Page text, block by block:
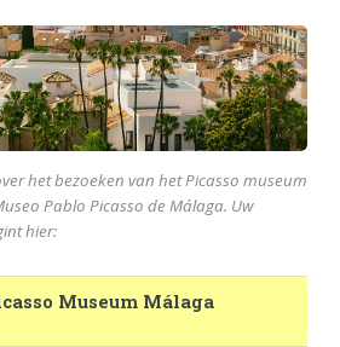
het bezoeken van het Picasso museum
Pablo Picasso de Málaga. Uw
hier:
Museum Málaga